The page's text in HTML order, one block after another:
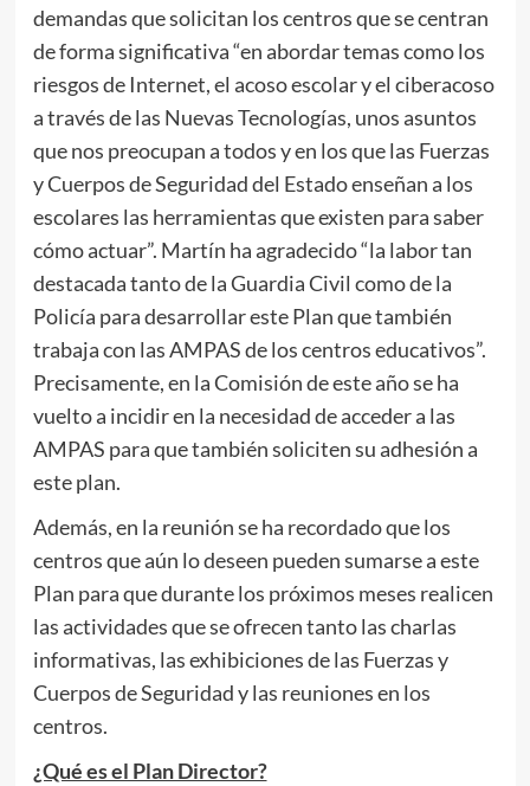
demandas que solicitan los centros que se centran
de forma significativa “en abordar temas como los
riesgos de Internet, el acoso escolar y el ciberacoso
a través de las Nuevas Tecnologías, unos asuntos
que nos preocupan a todos y en los que las Fuerzas
y Cuerpos de Seguridad del Estado enseñan a los
escolares las herramientas que existen para saber
cómo actuar”. Martín ha agradecido “la labor tan
destacada tanto de la Guardia Civil como de la
Policía para desarrollar este Plan que también
trabaja con las AMPAS de los centros educativos”.
Precisamente, en la Comisión de este año se ha
vuelto a incidir en la necesidad de acceder a las
AMPAS para que también soliciten su adhesión a
este plan.
Además, en la reunión se ha recordado que los
centros que aún lo deseen pueden sumarse a este
Plan para que durante los próximos meses realicen
las actividades que se ofrecen tanto las charlas
informativas, las exhibiciones de las Fuerzas y
Cuerpos de Seguridad y las reuniones en los
centros.
¿Qué es el Plan Director?